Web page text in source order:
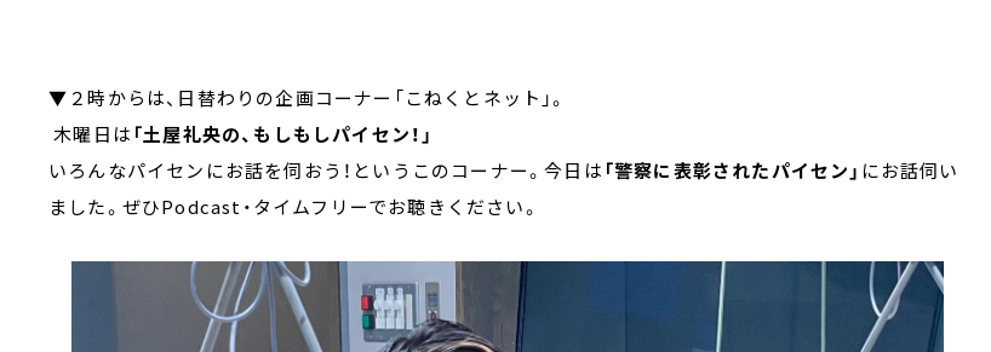
▼２時からは、日替わりの企画コーナー「こねくとネット」。
木曜日は 「土屋礼央の、もしもしパイセン！」
いろんなパイセンにお話を伺おう！というこのコーナー。今日は 「警察に表彰されたパイセン」 にお話伺い
ました。ぜひPodcast・タイムフリーでお聴きください。